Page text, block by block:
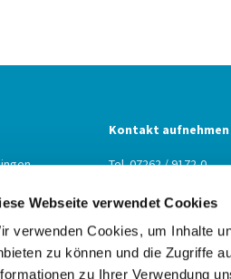
Webseite verwendet Cookies
verwenden Cookies, um Inhalte
zu können und die Zugriffe
zu Ihrer Verwendung
Kontakt aufnehmen
Tel. 07262 / 9172-0
Eppingen@kbz.ekiba.de